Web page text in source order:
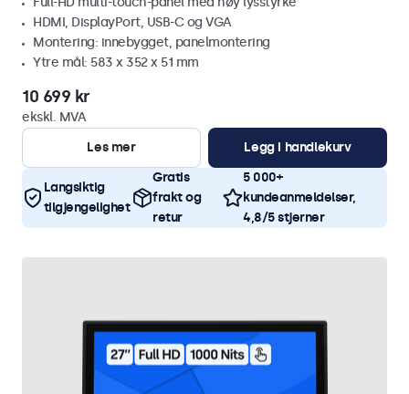
HDMI, DisplayPort, USB-C og VGA
Montering: innebygget, panelmontering
Ytre mål: 583 x 352 x 51 mm
10 699 kr
ekskl. MVA
Les mer
Legg i handlekurv
Langsiktig
tilgjengelighet
Gratis
frakt og
retur
5 000+
kundeanmeldelser,
4,8/5 stjerner